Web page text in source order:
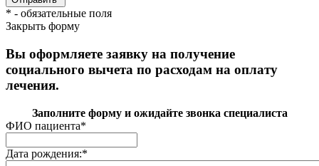
* - обязательные поля
Закрыть форму
Вы оформляете заявку на получение
социального вычета по расходам на оплату
лечения.
Заполните форму и ожидайте звонка специалиста
ФИО пациента*
Дата рождения:*